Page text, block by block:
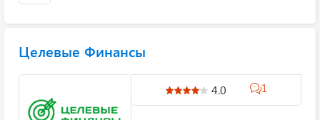
Целевые Финансы
4.0 1